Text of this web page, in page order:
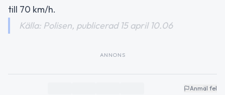
till 70 km/h.
Källa: Polisen, publicerad 15 april 10.06
ANNONS
Anmäl fel